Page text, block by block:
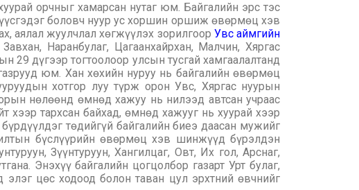
орчныг хамарсан нутаг юм. Байгалийн эрс тэс
боловч нуур ус хоршин оршиж өвөрмөц хэв
аялал жуулчлал хөгжүүлэх зорилгоор Увс аймгийн
Наранбулаг, Цагаанхайрхан, Малчин, Хяргас
дүгээр тогтоолоор улсын тусгай хамгаалалтанд
юм. Хан хөхийн нуруу нь байгалийн өвөрмөц
хотгор луу түрж орон Увс, Хяргас нуурын
нөлөөнд өмнөд хажуу нь нилээд автсан учраас
хээр тархсан байхад, өмнөд хажууг нь хуурай хээр
төдийгүй байгалийн биеэ даасан мужийг
бүслүүрийн өвөрмөц хэв шинжүүд бүрэлдэн
Зүүнтуруун, Хангилцаг, Овт, Их гол, Арснаг,
Энэхүү байгалийн цогцолбор газарт Урт булаг,
цөс ходоод болон таван цул эрхтний өвчнийг